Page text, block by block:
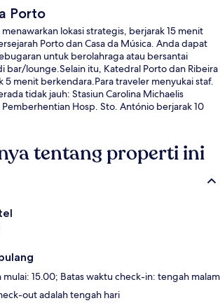
Porto
menawarkan lokasi strategis, berjarak 15 menit
Porto dan Casa da Música. Anda dapat
untuk berolahraga atau bersantai
bar/lounge.Selain itu, Katedral Porto dan Ribeira
5 menit berkendara.Para traveler menyukai staf.
tidak jauh: Stasiun Carolina Michaelis
Hosp. Sto. António berjarak 10
tentang properti ini
mulai: 15.00; Batas waktu check-in: tengah malam
out adalah tengah hari